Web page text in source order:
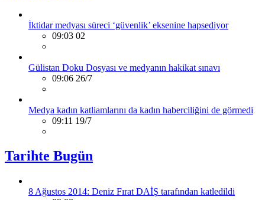
İktidar medyası süreci ‘güvenlik’ eksenine hapsediyor
09:03 02
Gülistan Doku Dosyası ve medyanın hakikat sınavı
09:06 26/7
Medya kadın katliamlarını da kadın haberciliğini de görmedi
09:11 19/7
Tarihte Bugün
8 Ağustos 2014: Deniz Fırat DAİŞ tarafından katledildi